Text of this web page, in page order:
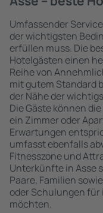
Umfassender
der wichtigsten
erfüllen muss. Die
Hotelgästen einen
Reihe von
mit gutem Standard
der Nähe der
Die Gäste können
ein Zimmer oder
Erwartungen
umfasst ebenfalls
Fitnesszone und
Unterkünfte in Asse
Paare, Familien
oder Schulungen
möchten.